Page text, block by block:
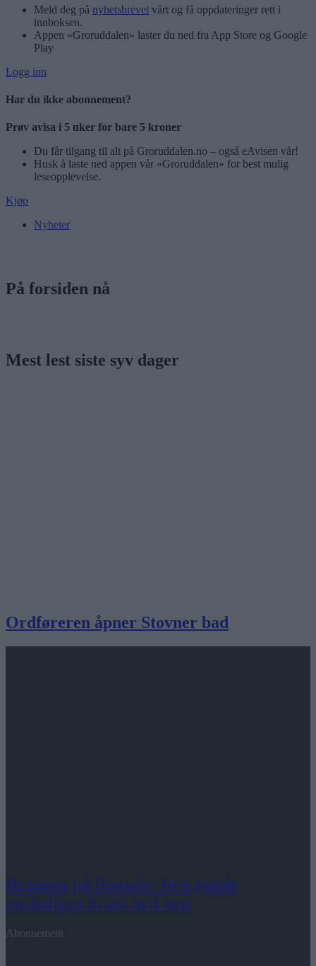
Meld deg på nyhetsbrevet vårt og få oppdateringer rett i
innboksen.
Appen «Groruddalen» laster du ned fra App Store og Google
Play
Logg inn
Har du ikke abonnement?
Prøv avisa i 5 uker for bare 5 kroner
Du får tilgang til alt på Groruddalen.no – også eAvisen vår!
Husk å laste ned appen vår «Groruddalen» for best mulig
leseopplevelse.
Kjøp
Nyheter
På forsiden nå
Mest lest siste syv dager
Ordføreren åpner Stovner bad
Brannen på Romsås: Den gamle
eneboligen brant helt ned
Abonnement